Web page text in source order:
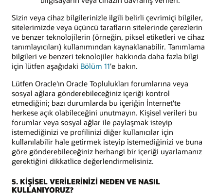
Sizin veya cihaz bilgilerinizle ilgili belirli çevrimiçi bilgiler,
sitelerimizde veya üçüncü tarafların sitelerinde çerezlerin
ve benzer teknolojilerin (örneğin, piksel etiketleri ve cihaz
tanımlayıcıları) kullanımından kaynaklanabilir. Tanımlama
bilgileri ve benzeri teknolojiler hakkında daha fazla bilgi
için lütfen aşağıdaki Bölüm 11'e bakın.
Lütfen Oracle'ın Oracle Toplulukları forumlarına veya
sosyal ağlara gönderebileceğiniz içeriği kontrol
etmediğini; bazı durumlarda bu içeriğin İnternet'te
herkese açık olabileceğini unutmayın. Kişisel verileri bu
forumlar veya sosyal ağlar ile paylaşmak isteyip
istemediğinizi ve profilinizi diğer kullanıcılar için
kullanılabilir hale getirmek isteyip istemediğinizi ve buna
göre gönderebileceğiniz herhangi bir içeriği uyarlamanız
gerektiğini dikkatlice değerlendirmelisiniz.
5. KİŞİSEL VERİLERİNİZİ NEDEN VE NASIL
KULLANIYORUZ?